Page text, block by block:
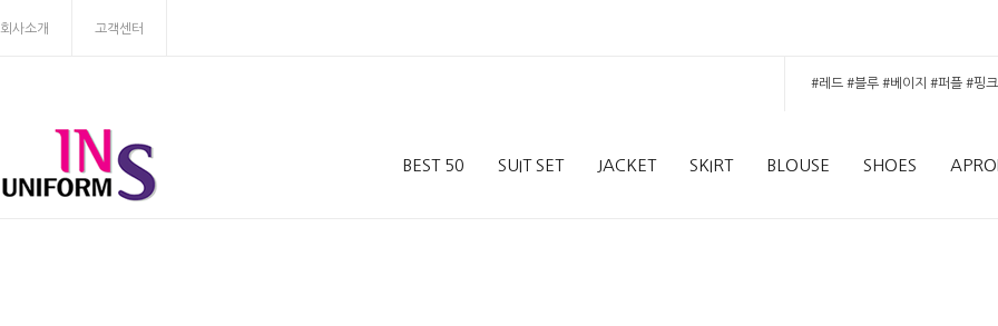
회사소개 고객센터
BEST 50 SUIT SET JACKET SKIRT BLOUSE SHOES